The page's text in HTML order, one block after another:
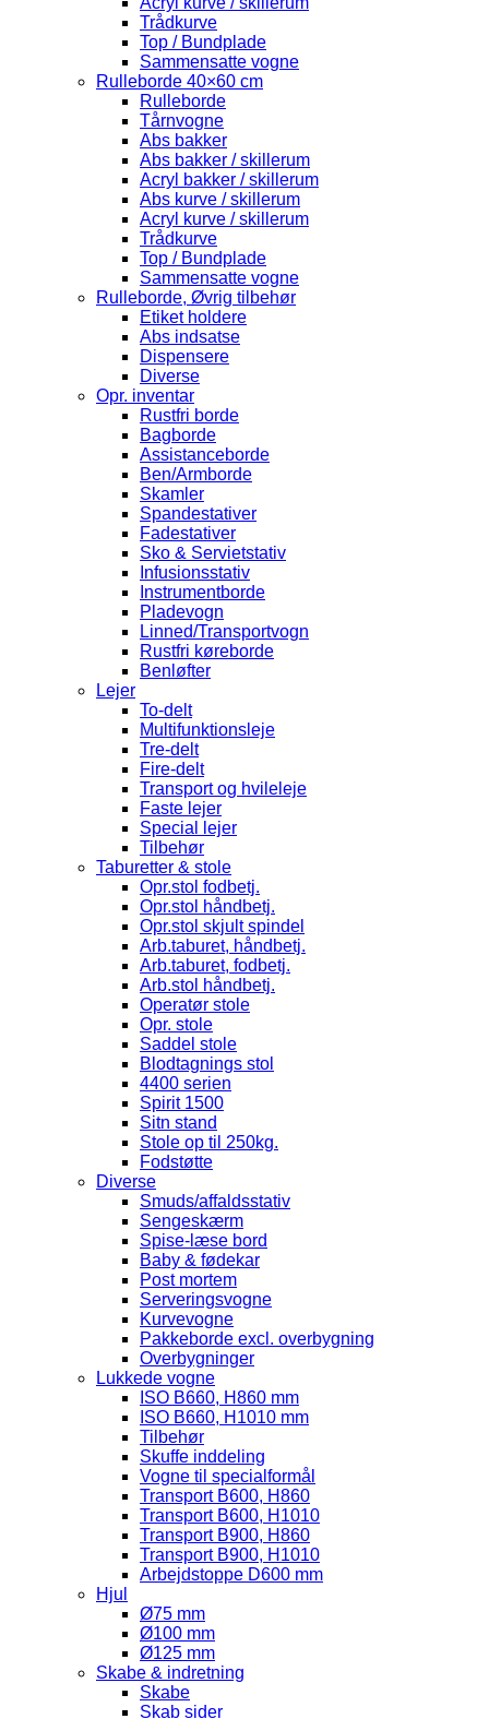
Trådkurve
Top / Bundplade
Sammensatte vogne
Rulleborde 40×60 cm
Rulleborde
Tårnvogne
Abs bakker
Abs bakker / skillerum
Acryl bakker / skillerum
Abs kurve / skillerum
Acryl kurve / skillerum
Trådkurve
Top / Bundplade
Sammensatte vogne
Rulleborde, Øvrig tilbehør
Etiket holdere
Abs indsatse
Dispensere
Diverse
Opr. inventar
Rustfri borde
Bagborde
Assistanceborde
Ben/Armborde
Skamler
Spandestativer
Fadestativer
Sko & Servietstativ
Infusionsstativ
Instrumentborde
Pladevogn
Linned/Transportvogn
Rustfri køreborde
Benløfter
Lejer
To-delt
Multifunktionsleje
Tre-delt
Fire-delt
Transport og hvileleje
Faste lejer
Special lejer
Tilbehør
Taburetter & stole
Opr.stol fodbetj.
Opr.stol håndbetj.
Opr.stol skjult spindel
Arb.taburet, håndbetj.
Arb.taburet, fodbetj.
Arb.stol håndbetj.
Operatør stole
Opr. stole
Saddel stole
Blodtagnings stol
4400 serien
Spirit 1500
Sitn stand
Stole op til 250kg.
Fodstøtte
Diverse
Smuds/affaldsstativ
Sengeskærm
Spise-læse bord
Baby & fødekar
Post mortem
Serveringsvogne
Kurvevogne
Pakkeborde excl. overbygning
Overbygninger
Lukkede vogne
ISO B660, H860 mm
ISO B660, H1010 mm
Tilbehør
Skuffe inddeling
Vogne til specialformål
Transport B600, H860
Transport B600, H1010
Transport B900, H860
Transport B900, H1010
Arbejdstoppe D600 mm
Hjul
Ø75 mm
Ø100 mm
Ø125 mm
Skabe & indretning
Skabe
Skab sider